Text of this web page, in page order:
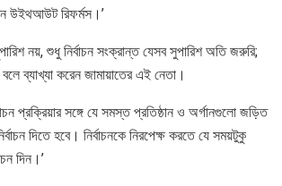
উইথআউট রিফর্মস।’
নয়, শুধু নির্বাচন সংক্রান্ত যেসব সুপারিশ অতি জরুরি;
ব্যাখ্যা করেন জামায়াতের এই নেতা।
প্রক্রিয়ার সঙ্গে যে সমস্ত প্রতিষ্ঠান ও অর্গানগুলো জড়িত
দিতে হবে। নির্বাচনকে নিরপেক্ষ করতে যে সময়টুকু
দিন।’